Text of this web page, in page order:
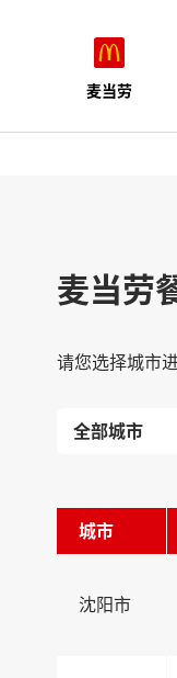
麦当劳
麦当劳
请您选择城市
城市
沈阳市